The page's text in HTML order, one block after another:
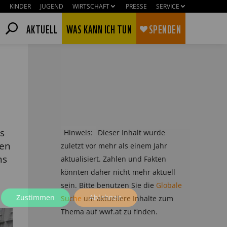
KINDER JUGEND WIRTSCHAFT PRESSE SERVICE
AKTUELL WAS KANN ICH TUN SPENDEN
Hinweis:
Dieser Inhalt wurde
zuletzt vor mehr als einem Jahr
aktualisiert. Zahlen und Fakten
könnten daher nicht mehr aktuell
sein. Bitte benutzen Sie die Globale
Suche um aktuellere Inhalte zum
Thema auf wwf.at zu finden.
Zustimmen Ablehnen